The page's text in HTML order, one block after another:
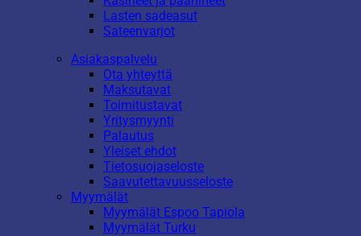
Lasten sadeasut
Sateenvarjot
Asiakaspalvelu
Ota yhteyttä
Maksutavat
Toimitustavat
Yritysmyynti
Palautus
Yleiset ehdot
Tietosuojaseloste
Saavutettavuusseloste
Myymälät
Myymälät Espoo Tapiola
Myymälät Turku